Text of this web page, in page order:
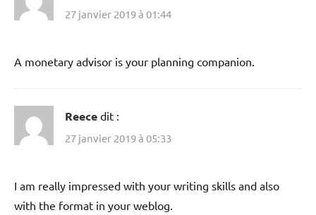
27 janvier 2019 à 01:44
A monetary advisor is your planning companion.
Reece dit :
27 janvier 2019 à 05:33
I am really impressed with your writing skills and also
with the format in your weblog.